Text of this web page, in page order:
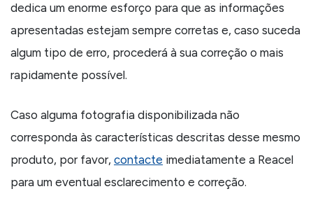
dedica um enorme esforço para que as informações
apresentadas estejam sempre corretas e, caso suceda
algum tipo de erro, procederá à sua correção o mais
rapidamente possível.
Caso alguma fotografia disponibilizada não
corresponda às características descritas desse mesmo
produto, por favor, contacte imediatamente a Reacel
para um eventual esclarecimento e correção.